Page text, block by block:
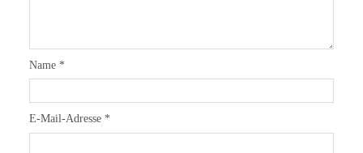
Name *
E-Mail-Adresse *